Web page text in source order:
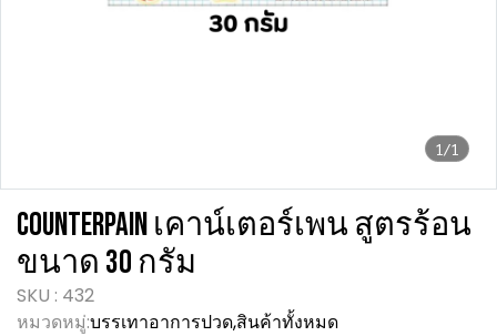
1/1
COUNTERPAIN เคาน์เตอร์เพน สูตรร้อน
ขนาด 30 กรัม
SKU : 432
หมวดหมู่:บรรเทาอาการปวด,สินค้าทั้งหมด